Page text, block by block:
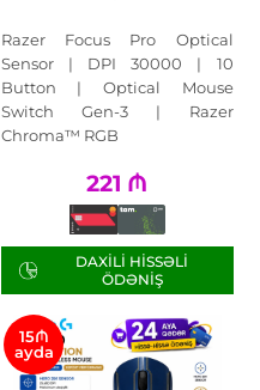
Razer Focus Pro Optical
Sensor | DPI 30000 | 10
Button | Optical Mouse
Switch Gen-3 | Razer
Chroma™ RGB
221 ₼
DAXILI HISSƏLI
ÖDƏNIŞ
15₼
ayda